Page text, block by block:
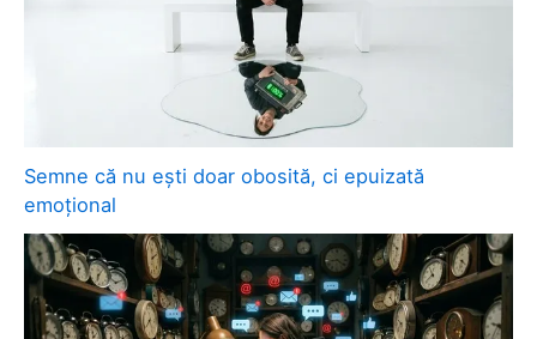
Semne că nu ești doar obosită, ci epuizată
emoțional